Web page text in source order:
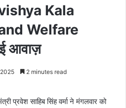
Kala
Welfare
आवाज़
2 minutes read
प्रवेश साहिब सिंह वर्मा ने मंगलवार को